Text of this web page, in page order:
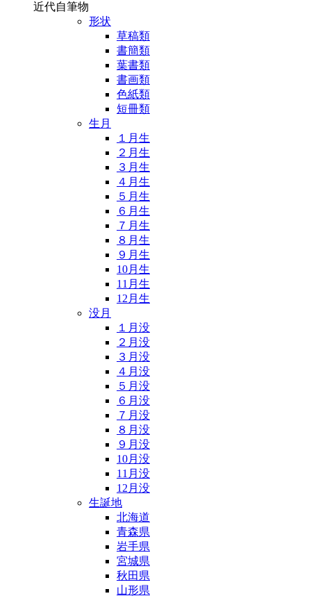
近代自筆物
形状
草稿類
書簡類
葉書類
書画類
色紙類
短冊類
生月
１月生
２月生
３月生
４月生
５月生
６月生
７月生
８月生
９月生
10月生
11月生
12月生
没月
１月没
２月没
３月没
４月没
５月没
６月没
７月没
８月没
９月没
10月没
11月没
12月没
生誕地
北海道
青森県
岩手県
宮城県
秋田県
山形県